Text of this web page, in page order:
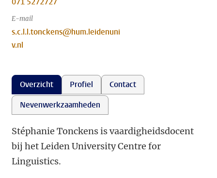
E-mail
s.c.l.l.tonckens@hum.leidenuni
v.nl
Overzicht Profiel
Contact
Nevenwerkzaamheden
Stéphanie Tonckens is vaardigheidsdocent
bij het Leiden University Centre for
Linguistics.